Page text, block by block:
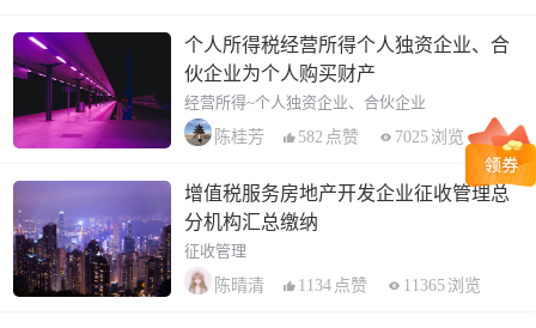
个人所得税经营所得个人独资企业、合
伙企业为个人购买财产
经营所得~个人独资企业、合伙企业
陈桂芳
582 点赞 7025 浏览
增值税服务房地产开发企业征收管理总
分机构汇总缴纳
征收管理
陈晴清
1134 点赞 11365 浏览